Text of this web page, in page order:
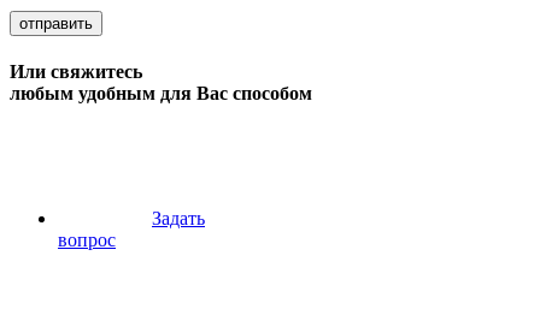
отправить
Или свяжитесь
любым удобным для Вас способом
Задать
вопрос